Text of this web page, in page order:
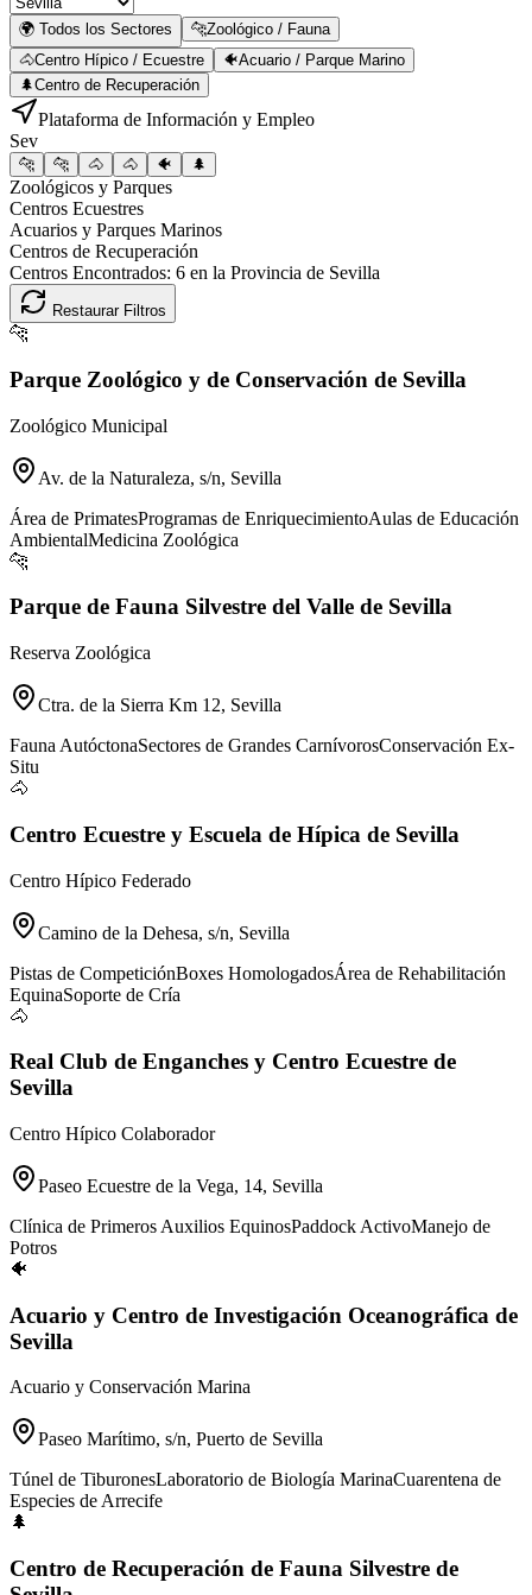
🌍 Todos los Sectores 🐆Zoológico / Fauna
🐴Centro Hípico / Ecuestre 🐠Acuario / Parque Marino
🌲Centro de Recuperación
Plataforma de Información y Empleo
Sev
🐆 🐆 🐴 🐴 🐠 🌲
Zoológicos y Parques
Centros Ecuestres
Acuarios y Parques Marinos
Centros de Recuperación
Centros Encontrados: 6 en la Provincia de Sevilla
Restaurar Filtros
🐆
Parque Zoológico y de Conservación de Sevilla
Zoológico Municipal
Av. de la Naturaleza, s/n, Sevilla
Área de PrimatesProgramas de EnriquecimientoAulas de Educación
AmbientalMedicina Zoológica
🐆
Parque de Fauna Silvestre del Valle de Sevilla
Reserva Zoológica
Ctra. de la Sierra Km 12, Sevilla
Fauna AutóctonaSectores de Grandes CarnívorosConservación Ex-
Situ
🐴
Centro Ecuestre y Escuela de Hípica de Sevilla
Centro Hípico Federado
Camino de la Dehesa, s/n, Sevilla
Pistas de CompeticiónBoxes HomologadosÁrea de Rehabilitación
EquinaSoporte de Cría
🐴
Real Club de Enganches y Centro Ecuestre de
Sevilla
Centro Hípico Colaborador
Paseo Ecuestre de la Vega, 14, Sevilla
Clínica de Primeros Auxilios EquinosPaddock ActivoManejo de
Potros
🐠
Acuario y Centro de Investigación Oceanográfica de
Sevilla
Acuario y Conservación Marina
Paseo Marítimo, s/n, Puerto de Sevilla
Túnel de TiburonesLaboratorio de Biología MarinaCuarentena de
Especies de Arrecife
🌲
Centro de Recuperación de Fauna Silvestre de